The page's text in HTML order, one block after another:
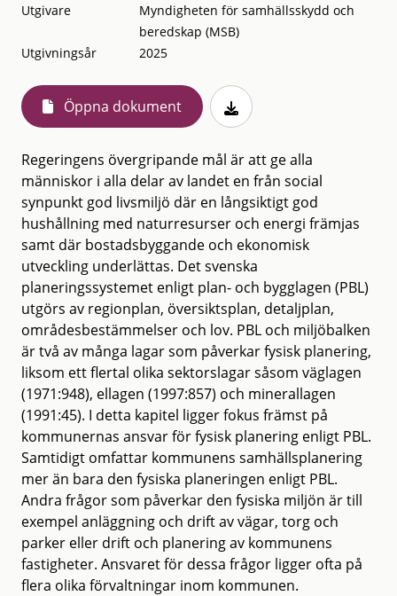
Utgivare
Myndigheten för samhällsskydd och
beredskap (MSB)
Utgivningsår
2025
Öppna dokument
Regeringens övergripande mål är att ge alla
människor i alla delar av landet en från social
synpunkt god livsmiljö där en långsiktigt god
hushållning med naturresurser och energi främjas
samt där bostadsbyggande och ekonomisk
utveckling underlättas. Det svenska
planeringssystemet enligt plan- och bygglagen (PBL)
utgörs av regionplan, översiktsplan, detaljplan,
områdesbestämmelser och lov. PBL och miljöbalken
är två av många lagar som påverkar fysisk planering,
liksom ett flertal olika sektorslagar såsom väglagen
(1971:948), ellagen (1997:857) och minerallagen
(1991:45). I detta kapitel ligger fokus främst på
kommunernas ansvar för fysisk planering enligt PBL.
Samtidigt omfattar kommunens samhällsplanering
mer än bara den fysiska planeringen enligt PBL.
Andra frågor som påverkar den fysiska miljön är till
exempel anläggning och drift av vägar, torg och
parker eller drift och planering av kommunens
fastigheter. Ansvaret för dessa frågor ligger ofta på
flera olika förvaltningar inom kommunen.